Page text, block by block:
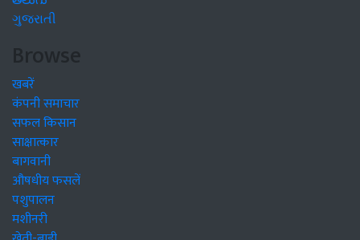
ગુજરાતી
Browse
खबरें
कंपनी समाचार
सफल किसान
साक्षात्कार
बागवानी
औषधीय फसलें
पशुपालन
मशीनरी